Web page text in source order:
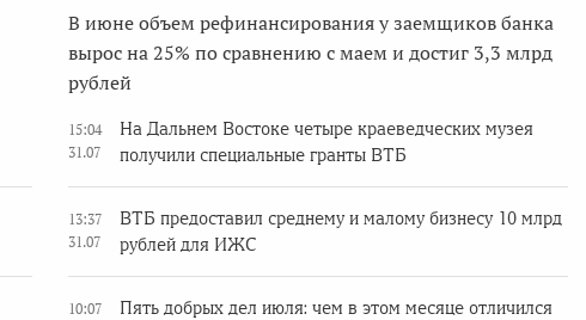
В июне объем рефинансирования у заемщиков банка
вырос на 25% по сравнению с маем и достиг 3,3 млрд
рублей
15:04
31.07
На Дальнем Востоке четыре краеведческих музея
получили специальные гранты ВТБ
13:37
31.07
ВТБ предоставил среднему и малому бизнесу 10 млрд
рублей для ИЖС
10:07
Пять добрых дел июля: чем в этом месяце отличился